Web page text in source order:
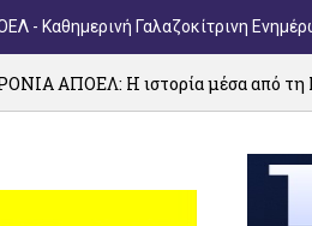
- Καθημερινή Γαλαζοκίτρινη
μέσα από τη Γαλαζοκίτρινη